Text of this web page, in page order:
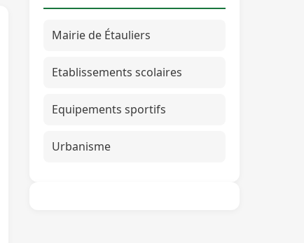
Mairie de Étauliers
Etablissements scolaires
Equipements sportifs
Urbanisme